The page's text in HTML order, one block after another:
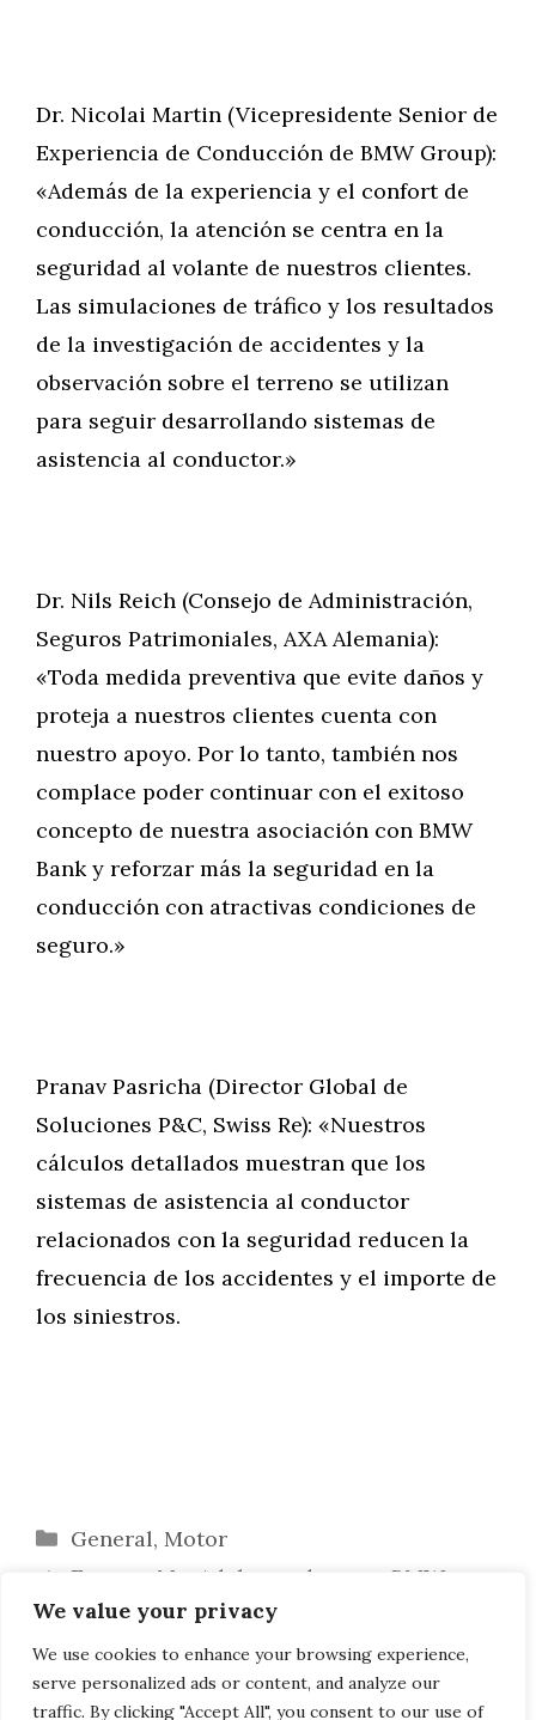
We value your privacy
We use cookies to enhance your browsing experience,
serve personalized ads or content, and analyze our
traffic. By clicking "Accept All", you consent to our use of
Dr. Nicolai Martin (Vicepresidente Senior de
Experiencia de Conducción de BMW Group):
«Además de la experiencia y el confort de
conducción, la atención se centra en la
seguridad al volante de nuestros clientes.
Las simulaciones de tráfico y los resultados
de la investigación de accidentes y la
observación sobre el terreno se utilizan
para seguir desarrollando sistemas de
asistencia al conductor.»
Dr. Nils Reich (Consejo de Administración,
Seguros Patrimoniales, AXA Alemania):
«Toda medida preventiva que evite daños y
proteja a nuestros clientes cuenta con
nuestro apoyo. Por lo tanto, también nos
complace poder continuar con el exitoso
concepto de nuestra asociación con BMW
Bank y reforzar más la seguridad en la
conducción con atractivas condiciones de
seguro.»
Pranav Pasricha (Director Global de
Soluciones P&C, Swiss Re): «Nuestros
cálculos detallados muestran que los
sistemas de asistencia al conductor
relacionados con la seguridad reducen la
frecuencia de los accidentes y el importe de
los siniestros.
Categorías
General, Motor
Easy on Me: Adele conduce un BMW
Serie 5 E34 ante millones de espectadores
Preparación en lugar de compra: la
lógica del nuevo equipamiento en BMW